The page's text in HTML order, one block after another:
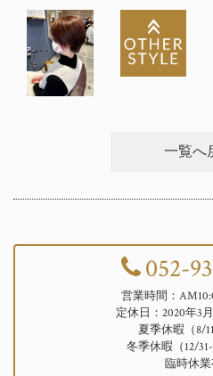
一覧へ
052-
営業時間：
定休日：2020年3
夏季休暇（8/
冬季休暇（12/
臨時休業